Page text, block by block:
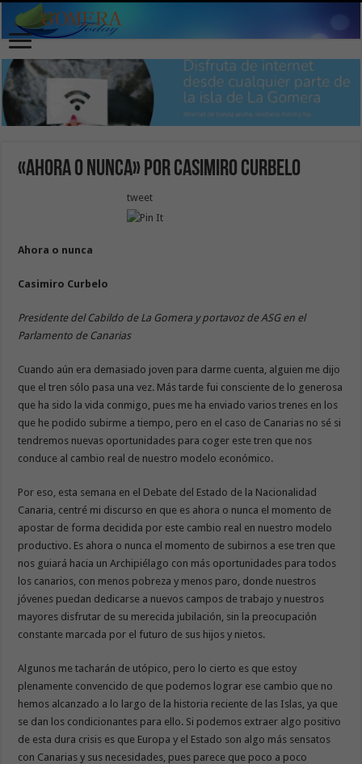
«Ahora o nunca» por Casimiro Curbelo
tweet
Ahora o nunca
Casimiro Curbelo
Presidente del Cabildo de La Gomera y portavoz de ASG en el
Parlamento de Canarias
Cuando aún era demasiado joven para darme cuenta, alguien me dijo
que el tren sólo pasa una vez. Más tarde fui consciente de lo generosa
que ha sido la vida conmigo, pues me ha enviado varios trenes en los
que he podido subirme a tiempo, pero en el caso de Canarias no sé si
tendremos nuevas oportunidades para coger este tren que nos
conduce al cambio real de nuestro modelo económico.
Por eso, esta semana en el Debate del Estado de la Nacionalidad
Canaria, centré mi discurso en que es ahora o nunca el momento de
apostar de forma decidida por este cambio real en nuestro modelo
productivo. Es ahora o nunca el momento de subirnos a ese tren que
nos guiará hacia un Archipiélago con más oportunidades para todos
los canarios, con menos pobreza y menos paro, donde nuestros
jóvenes puedan dedicarse a nuevos campos de trabajo y nuestros
mayores disfrutar de su merecida jubilación, sin la preocupación
constante marcada por el futuro de sus hijos y nietos.
Algunos me tacharán de utópico, pero lo cierto es que estoy
plenamente convencido de que podemos lograr ese cambio que no
hemos alcanzado a lo largo de la historia reciente de las Islas, ya que
se dan los condicionantes para ello. Si podemos extraer algo positivo
de esta dura crisis es que Europa y el Estado son algo más sensatos
con Canarias y sus necesidades, pues parece que poco a poco